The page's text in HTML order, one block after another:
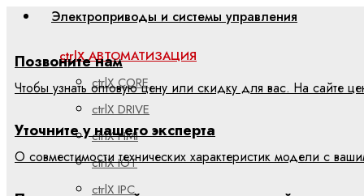
Электроприводы и системы управления
ctrlX АВТОМАТИЗАЦИЯ
ctrlX CORE
ctrlX DRIVE
ctrlX HMI
ctrlX IOT
ctrlX IPC
Позвоните нам
Чтобы узнать оптовую цену или скидку для вас. На сайте
Уточните у нашего эксперта
О совместимости технических характеристик модели с